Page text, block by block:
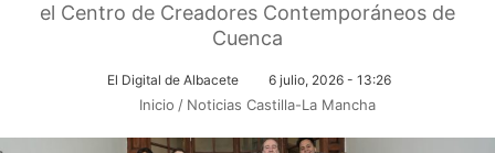
el Centro de Creadores Contemporáneos de
Cuenca
El Digital de Albacete 6 julio, 2026 - 13:26
Inicio / Noticias Castilla-La Mancha